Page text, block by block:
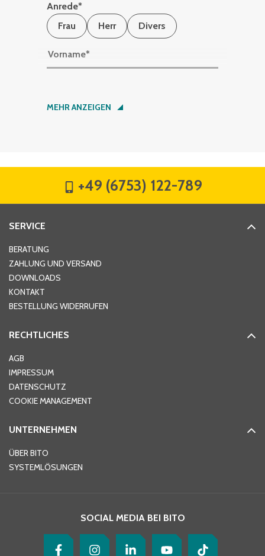
Anrede*
Frau
Herr Divers
Vorname*
Nachname*
Hausnummer
Ort*
Telefon
MEHR ANZEIGEN
+49 (6753) 122-789
SERVICE
BERATUNG
ZAHLUNG UND VERSAND
DOWNLOADS
KONTAKT
BESTELLUNG WIDERRUFEN
RECHTLICHES
AGB
IMPRESSUM
DATENSCHUTZ
COOKIE MANAGEMENT
UNTERNEHMEN
ÜBER BITO
SYSTEMLÖSUNGEN
SOCIAL MEDIA BEI BITO